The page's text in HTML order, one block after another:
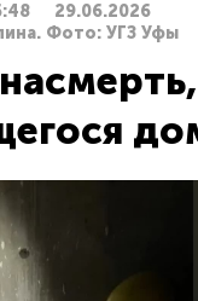
29.06.2026
Фото: УГЗ Уфы